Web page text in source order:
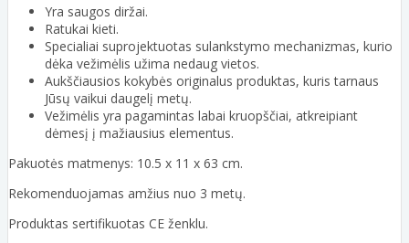
Yra saugos diržai.
Ratukai kieti.
Specialiai suprojektuotas sulankstymo mechanizmas, kurio
dėka vežimėlis užima nedaug vietos.
Aukščiausios kokybės originalus produktas, kuris tarnaus
Jūsų vaikui daugelį metų.
Vežimėlis yra pagamintas labai kruopščiai, atkreipiant
dėmesį į mažiausius elementus.
Pakuotės matmenys: 10.5 x 11 x 63 cm.
Rekomenduojamas amžius nuo 3 metų.
Produktas sertifikuotas CE ženklu.